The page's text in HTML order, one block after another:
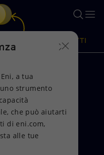
soluzione di intelligenza
PRODOTTI
con
a tua
strumento
che può aiutarti
di eni.com,
alle tue